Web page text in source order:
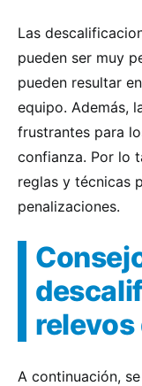
Las
pueden ser muy
pueden resultar
equipo. Además,
frustrantes para
confianza. Por lo
reglas y técnicas
penalizaciones.
A continuación,